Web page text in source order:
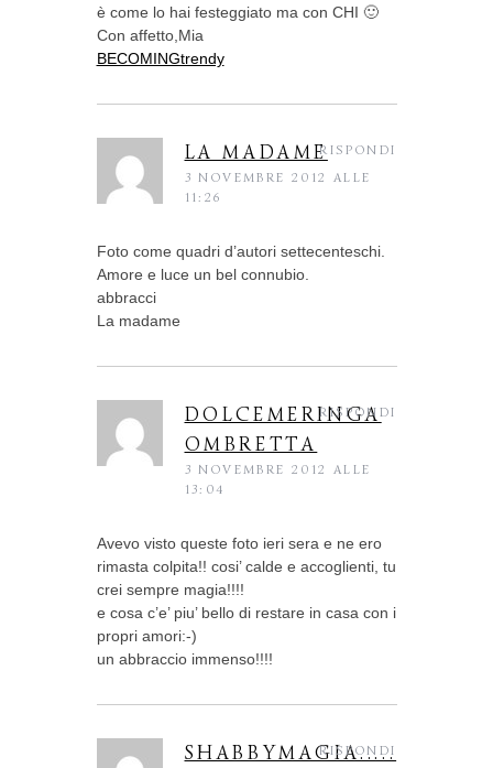
è come lo hai festeggiato ma con CHI 🙂
Con affetto,Mia
BECOMINGtrendy
LA MADAME
3 NOVEMBRE 2012 ALLE
11:26
Foto come quadri d’autori settecenteschi.
Amore e luce un bel connubio.
abbracci
La madame
RISPONDI
DOLCEMERINGA
OMBRETTA
3 NOVEMBRE 2012 ALLE
13:04
Avevo visto queste foto ieri sera e ne ero
rimasta colpita!! cosi’ calde e accoglienti, tu
crei sempre magia!!!!
e cosa c’e’ piu’ bello di restare in casa con i
propri amori:-)
un abbraccio immenso!!!!
RISPONDI
SHABBYMAGIA.....
RISPONDI